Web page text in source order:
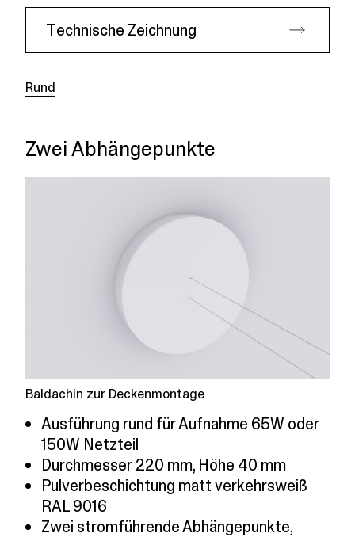
Technische Zeichnung
Rund
Zwei Abhängepunkte
Baldachin zur Deckenmontage
Ausführung rund für Aufnahme 65W oder
150W Netzteil
Durchmesser 220 mm, Höhe 40 mm
Pulverbeschichtung matt verkehrsweiß
RAL 9016
Zwei stromführende Abhängepunkte,